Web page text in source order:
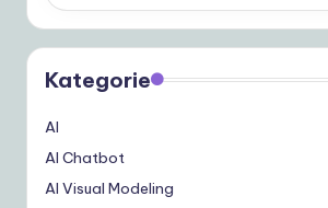
Kategorie
AI
AI Chatbot
AI Visual Modeling